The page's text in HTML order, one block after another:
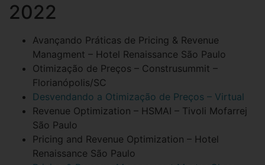
2022
Avançando Práticas de Pricing & Revenue
Managment – Hotel Renaissance São Paulo
Otimização de Preços – Construsummit –
Florianópolis/SC
Desvendando a Otimização de Preços – Virtual
Revenue Optimization – HSMAI – Tivoli Mofarrej
São Paulo
Pricing and Revenue Optimization – Hotel
Renaissance São Paulo